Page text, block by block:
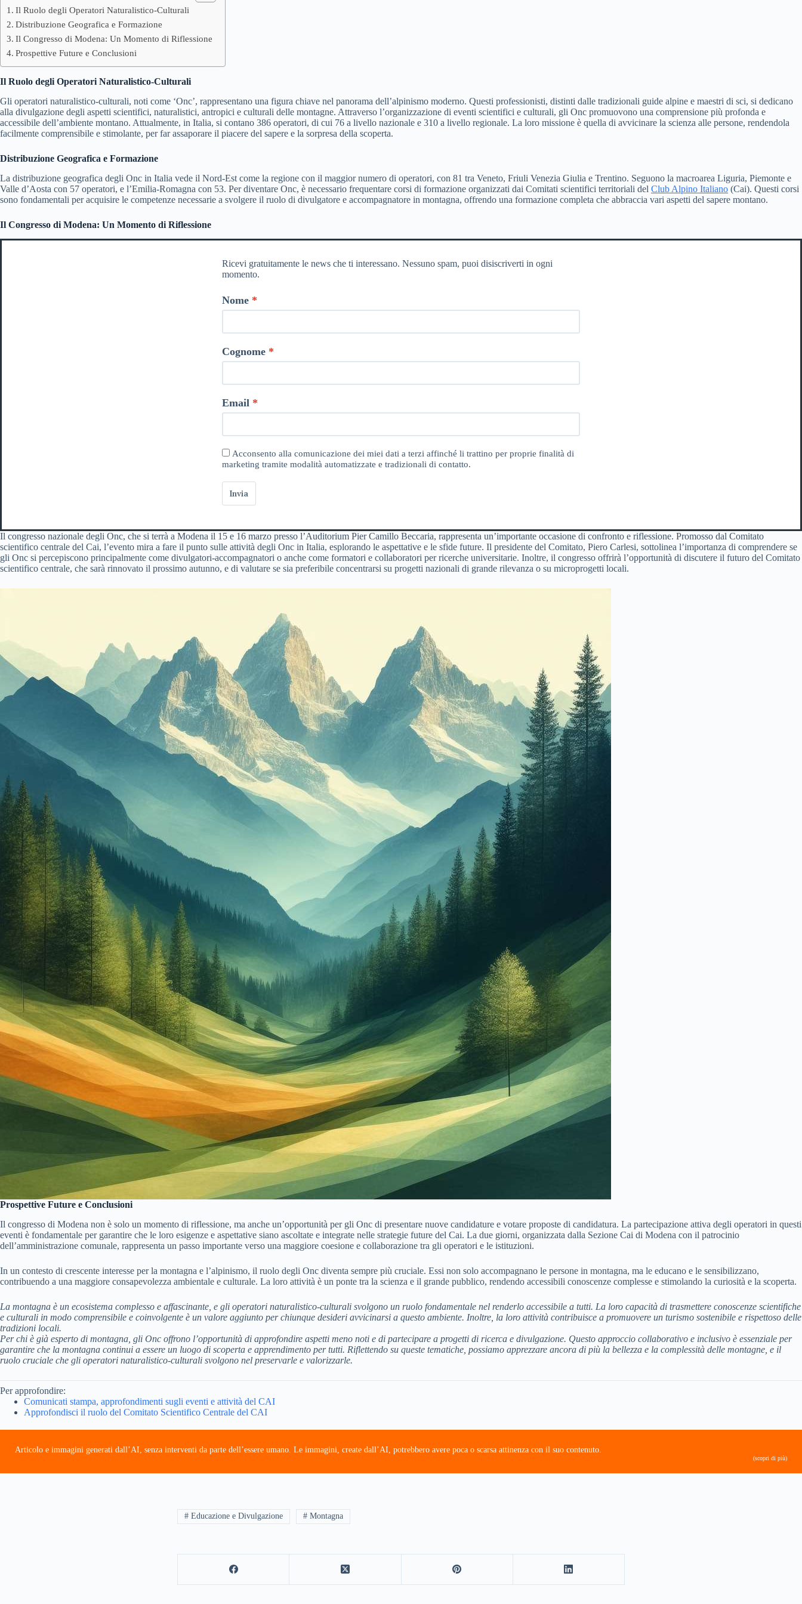
Il Ruolo degli Operatori Naturalistico-Culturali
Distribuzione Geografica e Formazione
Il Congresso di Modena: Un Momento di Riflessione
Prospettive Future e Conclusioni
Il Ruolo degli Operatori Naturalistico-Culturali
Gli operatori naturalistico-culturali, noti come ‘Onc’, rappresentano una figura chiave nel panorama dell’alpinismo moderno. Questi professionisti, distinti dalle tradizionali guide alpine e maestri di sci, si dedicano
alla divulgazione degli aspetti scientifici, naturalistici, antropici e culturali delle montagne. Attraverso l’organizzazione di eventi scientifici e culturali, gli Onc promuovono una comprensione più profonda e
accessibile dell’ambiente montano. Attualmente, in Italia, si contano 386 operatori, di cui 76 a livello nazionale e 310 a livello regionale. La loro missione è quella di avvicinare la scienza alle persone, rendendola
facilmente comprensibile e stimolante, per far assaporare il piacere del sapere e la sorpresa della scoperta.
Distribuzione Geografica e Formazione
La distribuzione geografica degli Onc in Italia vede il Nord-Est come la regione con il maggior numero di operatori, con 81 tra Veneto, Friuli Venezia Giulia e Trentino. Seguono la macroarea Liguria, Piemonte e
Valle d’Aosta con 57 operatori, e l’Emilia-Romagna con 53. Per diventare Onc, è necessario frequentare corsi di formazione organizzati dai Comitati scientifici territoriali del Club Alpino Italiano (Cai). Questi corsi
sono fondamentali per acquisire le competenze necessarie a svolgere il ruolo di divulgatore e accompagnatore in montagna, offrendo una formazione completa che abbraccia vari aspetti del sapere montano.
Il Congresso di Modena: Un Momento di Riflessione
Ricevi gratuitamente le news che ti interessano. Nessuno spam, puoi disiscriverti in ogni
momento.
Nome
Cognome
Email
Acconsento alla comunicazione dei miei dati a terzi affinché li trattino per proprie finalità di
marketing tramite modalità automatizzate e tradizionali di contatto.
Invia
Il congresso nazionale degli Onc, che si terrà a Modena il 15 e 16 marzo presso l’Auditorium Pier Camillo Beccaria, rappresenta un’importante occasione di confronto e riflessione. Promosso dal Comitato
scientifico centrale del Cai, l’evento mira a fare il punto sulle attività degli Onc in Italia, esplorando le aspettative e le sfide future. Il presidente del Comitato, Piero Carlesi, sottolinea l’importanza di comprendere se
gli Onc si percepiscono principalmente come divulgatori-accompagnatori o anche come formatori e collaboratori per ricerche universitarie. Inoltre, il congresso offrirà l’opportunità di discutere il futuro del Comitato
scientifico centrale, che sarà rinnovato il prossimo autunno, e di valutare se sia preferibile concentrarsi su progetti nazionali di grande rilevanza o su microprogetti locali.
Prospettive Future e Conclusioni
Il congresso di Modena non è solo un momento di riflessione, ma anche un’opportunità per gli Onc di presentare nuove candidature e votare proposte di candidatura. La partecipazione attiva degli operatori in questi
eventi è fondamentale per garantire che le loro esigenze e aspettative siano ascoltate e integrate nelle strategie future del Cai. La due giorni, organizzata dalla Sezione Cai di Modena con il patrocinio
dell’amministrazione comunale, rappresenta un passo importante verso una maggiore coesione e collaborazione tra gli operatori e le istituzioni.
In un contesto di crescente interesse per la montagna e l’alpinismo, il ruolo degli Onc diventa sempre più cruciale. Essi non solo accompagnano le persone in montagna, ma le educano e le sensibilizzano,
contribuendo a una maggiore consapevolezza ambientale e culturale. La loro attività è un ponte tra la scienza e il grande pubblico, rendendo accessibili conoscenze complesse e stimolando la curiosità e la scoperta.
La montagna è un ecosistema complesso e affascinante, e gli operatori naturalistico-culturali svolgono un ruolo fondamentale nel renderlo accessibile a tutti. La loro capacità di trasmettere conoscenze scientifiche
e culturali in modo comprensibile e coinvolgente è un valore aggiunto per chiunque desideri avvicinarsi a questo ambiente. Inoltre, la loro attività contribuisce a promuovere un turismo sostenibile e rispettoso delle
tradizioni locali.
Per chi è già esperto di montagna, gli Onc offrono l’opportunità di approfondire aspetti meno noti e di partecipare a progetti di ricerca e divulgazione. Questo approccio collaborativo e inclusivo è essenziale per
garantire che la montagna continui a essere un luogo di scoperta e apprendimento per tutti. Riflettendo su queste tematiche, possiamo apprezzare ancora di più la bellezza e la complessità delle montagne, e il
ruolo cruciale che gli operatori naturalistico-culturali svolgono nel preservarle e valorizzarle.
Per approfondire:
Comunicati stampa, approfondimenti sugli eventi e attività del CAI
Approfondisci il ruolo del Comitato Scientifico Centrale del CAI
Articolo e immagini generati dall’AI, senza interventi da parte dell’essere umano. Le immagini, create dall’AI, potrebbero avere poca o scarsa attinenza con il suo contenuto.
(scopri di più)
# Educazione e Divulgazione # Montagna